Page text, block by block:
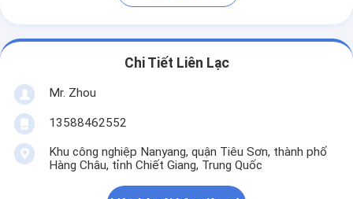
Chi Tiết Liên Lạc
Mr. Zhou
13588462552
Khu công nghiệp Nanyang, quận Tiêu Sơn, thành phố
Hàng Châu, tỉnh Chiết Giang, Trung Quốc